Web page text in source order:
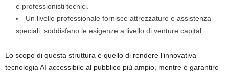
e professionisti tecnici.
Un livello professionale fornisce attrezzature e assistenza
speciali, soddisfano le esigenze a livello di venture capital.
Lo scopo di questa struttura è quello di rendere l’innovativa
tecnologia AI accessibile al pubblico più ampio, mentre è garantire